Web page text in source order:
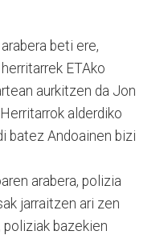
beti ere,
ETAko
aurkitzen da Jon
alderdiko
batez Andoainen bizi
arabera, polizia
jarraitzen ari zen
poliziak bazekien